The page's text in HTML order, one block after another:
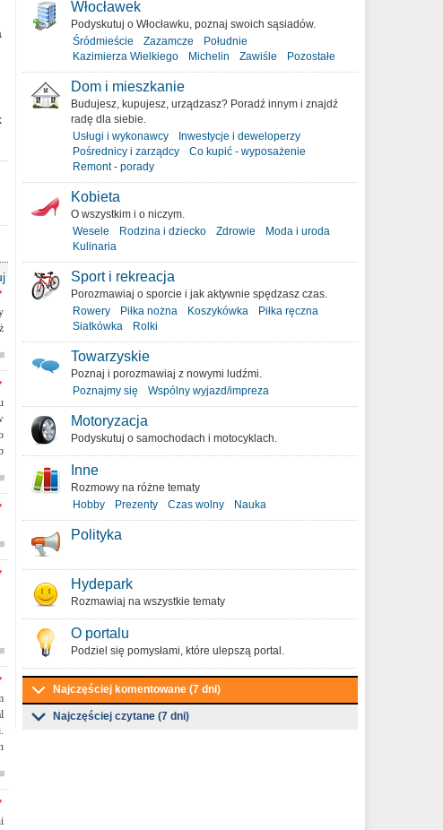
Włocławek
Podyskutuj o Włocławku, poznaj swoich sąsiadów.
Śródmieście
Zazamcze
Południe
Kazimierza Wielkiego
Michelin Zawiśle Pozostałe
Dom i mieszkanie
Budujesz, kupujesz, urządzasz? Poradź innym i znajdź
radę dla siebie.
Usługi i wykonawcy
Inwestycje i deweloperzy
Pośrednicy i zarządcy
Co kupić - wyposażenie
Remont - porady
Kobieta
O wszystkim i o niczym.
Wesele
Rodzina i dziecko Zdrowie
Moda i uroda
Kulinaria
Sport i rekreacja
Porozmawiaj o sporcie i jak aktywnie spędzasz czas.
Rowery
Piłka nożna Koszykówka
Piłka ręczna
Siatkówka
Rolki
Towarzyskie
Poznaj i porozmawiaj z nowymi ludźmi.
Poznajmy się
Wspólny wyjazd/impreza
Motoryzacja
Podyskutuj o samochodach i motocyklach.
Inne
Rozmowy na różne tematy
Hobby
Prezenty Czas wolny Nauka
Polityka
Hydepark
Rozmawiaj na wszystkie tematy
O portalu
Podziel się pomysłami, które ulepszą portal.
Najczęściej komentowane (7 dni)
Najczęściej czytane (7 dni)